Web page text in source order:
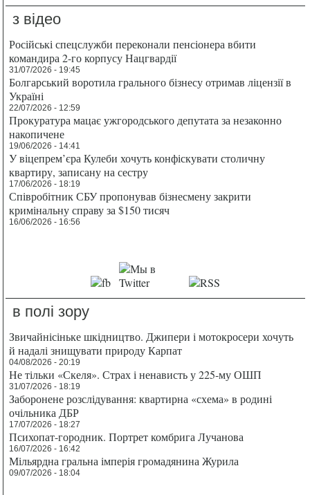
з відео
Російські спецслужби переконали пенсіонера вбити
командира 2-го корпусу Нацгвардії
31/07/2026 - 19:45
Болгарський воротила грального бізнесу отримав ліцензії в
Україні
22/07/2026 - 12:59
Прокуратура мацає ужгородського депутата за незаконно
накопичене
19/06/2026 - 14:41
У віцепрем’єра Кулеби хочуть конфіскувати столичну
квартиру, записану на сестру
17/06/2026 - 18:19
Співробітник СБУ пропонував бізнесмену закрити
кримінальну справу за $150 тисяч
16/06/2026 - 16:56
в полі зору
Звичайнісіньке шкідництво. Джипери і мотокросери хочуть
й надалі знищувати природу Карпат
04/08/2026 - 20:19
Не тільки «Скеля». Страх і ненависть у 225-му ОШП
31/07/2026 - 18:19
Заборонене розслідування: квартирна «схема» в родині
очільника ДБР
17/07/2026 - 18:27
Психопат-городник. Портрет комбрига Лучанова
16/07/2026 - 16:42
Мільярдна гральна імперія громадянина Журила
09/07/2026 - 18:04